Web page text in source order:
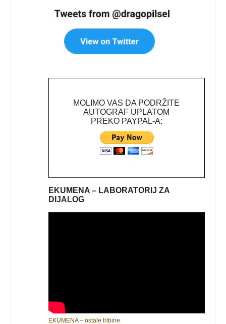
MOLIMO VAS DA PODRŽITE
AUTOGRAF UPLATOM
PREKO PAYPAL-A:
EKUMENA – LABORATORIJ ZA
DIJALOG
EKUMENA – ostale tribine